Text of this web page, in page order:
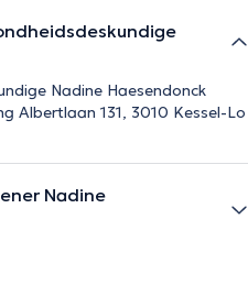
Nadine Haesendonck
Albertlaan 131, 3010 Kessel-Lo
Nadine